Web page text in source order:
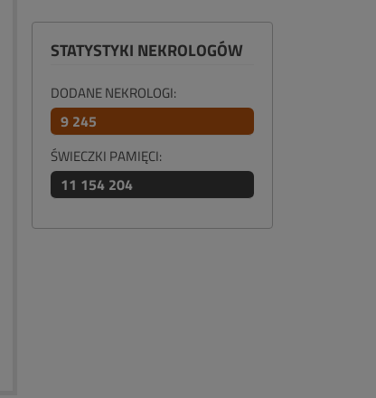
STATYSTYKI NEKROLOGÓW
DODANE NEKROLOGI:
9 245
ŚWIECZKI PAMIĘCI:
11 154 204